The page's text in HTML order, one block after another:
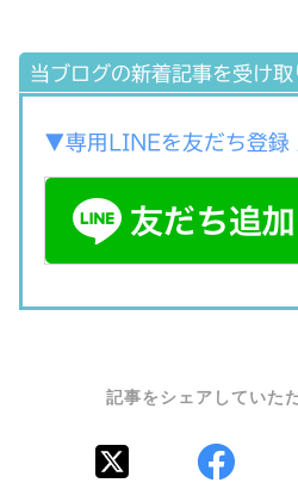
当ブログの新着記事を受け
▼専用LINEを友だち登録